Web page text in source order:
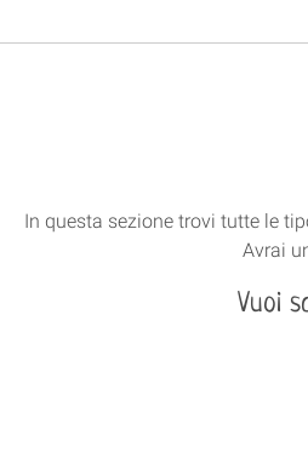
In questa sezione trovi tutte le
Avrai
Vuoi